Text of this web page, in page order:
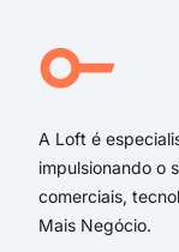
A Loft é
impulsionando o
comerciais,
Mais Negócio.